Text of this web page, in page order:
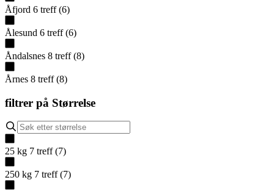
Åfjord 6 treff (6)
Ålesund 6 treff (6)
Åndalsnes 8 treff (8)
Årnes 8 treff (8)
filtrer på Størrelse
25 kg 7 treff (7)
250 kg 7 treff (7)